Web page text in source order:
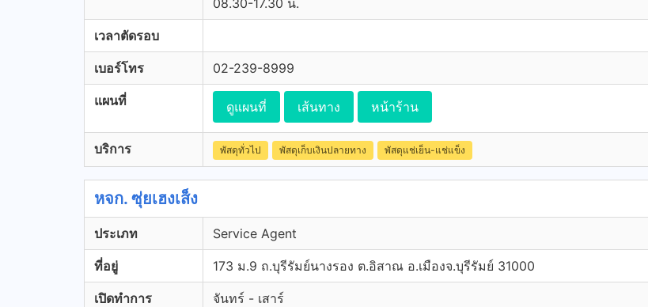
08.30-17.30 น.
เวลาตัดรอบ
เบอร์โทร 02-239-8999
แผนที่ ดูแผนที่ เส้นทาง หน้าร้าน
บริการ พัสดุทั่วไป พัสดุเก็บเงินปลายทาง พัสดุแช่เย็น-แช่แข็ง
หจก. ซุ่ยเฮงเส็ง
ประเภท Service Agent
ที่อยู่ 173 ม.9 ถ.บุรีรัมย์นางรอง ต.อิสาณ อ.เมืองจ.บุรีรัมย์ 31000
เปิดทำการ
จันทร์ - เสาร์